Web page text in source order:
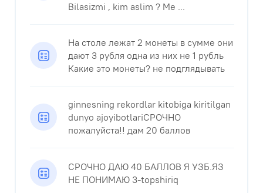
Bilasizmi , kim aslim ? Me ...
На столе лежат 2 монеты в сумме они
дают 3 рубля одна из них не 1 рубль
Какие это монеты? не подглядывать
ginnesning rekordlar kitobiga kiritilgan
dunyo ajoyibotlariСРОЧНО
пожалуйста!!​ дам 20 баллов
СРОЧНО ДАЮ 40 БАЛЛОВ Я УЗБ.ЯЗ
НЕ ПОНИМАЮ 3-topshiriq